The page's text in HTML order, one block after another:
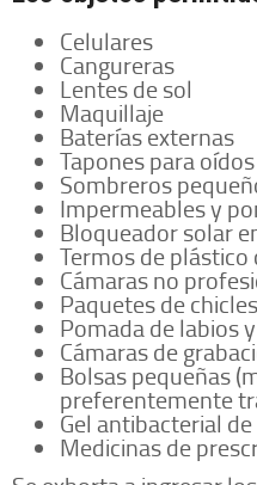
Celulares
Cangureras
Lentes de sol
Maquillaje
Baterías externas
Tapones para oídos
Sombreros
Impermeables y
Bloqueador solar
Termos de plástico
Cámaras no
Paquetes de
Pomada de labios
Cámaras de
Bolsas pequeñas
preferentemente
Gel antibacterial
Medicinas de